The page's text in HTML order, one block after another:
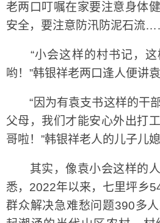
老两口叮嘱在家要注意身体
安全，要注意防汛防泥石流
“小会这样的村书记，这
哟！”韩银祥老两口逢人便讲
“因为有袁支书这样的干
父母，我们才能安心外出打
哥啦！”韩银祥老人的儿子儿
其实，像袁小会这样的人
悉，2022年以来，七里坪乡
群众解决急难愁问题390多